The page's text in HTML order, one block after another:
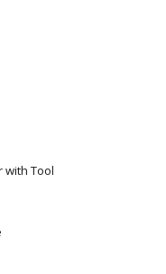
with Tool